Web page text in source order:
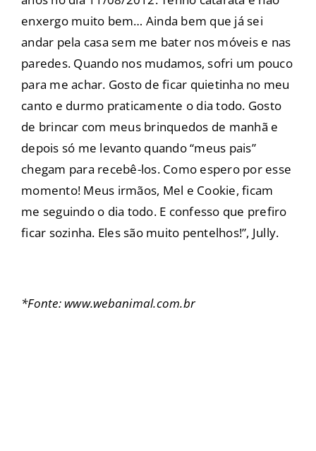
enxergo muito bem… Ainda bem que já sei
andar pela casa sem me bater nos móveis e nas
paredes. Quando nos mudamos, sofri um pouco
para me achar. Gosto de ficar quietinha no meu
canto e durmo praticamente o dia todo. Gosto
de brincar com meus brinquedos de manhã e
depois só me levanto quando “meus pais”
chegam para recebê-los. Como espero por esse
momento! Meus irmãos, Mel e Cookie, ficam
me seguindo o dia todo. E confesso que prefiro
ficar sozinha. Eles são muito pentelhos!”, Jully.
*Fonte: www.webanimal.com.br